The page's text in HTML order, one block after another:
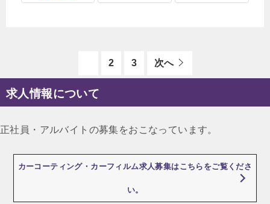
2 3 次へ
求人情報について
正社員・アルバイトの募集をおこなっています。
カーコーティング・カーフィルム求人募集はこちらをご覧くださ
い。